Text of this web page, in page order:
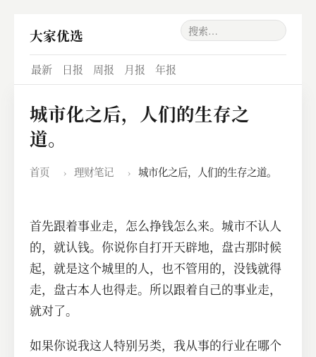
大家优选
最新 日报 周报 月报 年报
城市化之后，人们的生存之
道。
首页 › 理财笔记 › 城市化之后，人们的生存之道。
首先跟着事业走，怎么挣钱怎么来。城市不认人
的，就认钱。你说你自打开天辟地，盘古那时候
起，就是这个城里的人，也不管用的，没钱就得
走，盘古本人也得走。所以跟着自己的事业走，
就对了。
如果你说我这人特别另类，我从事的行业在哪个